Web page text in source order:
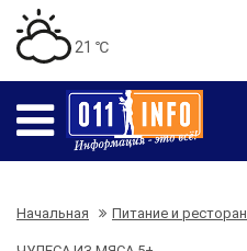
21 ℃
Начальная Питание и